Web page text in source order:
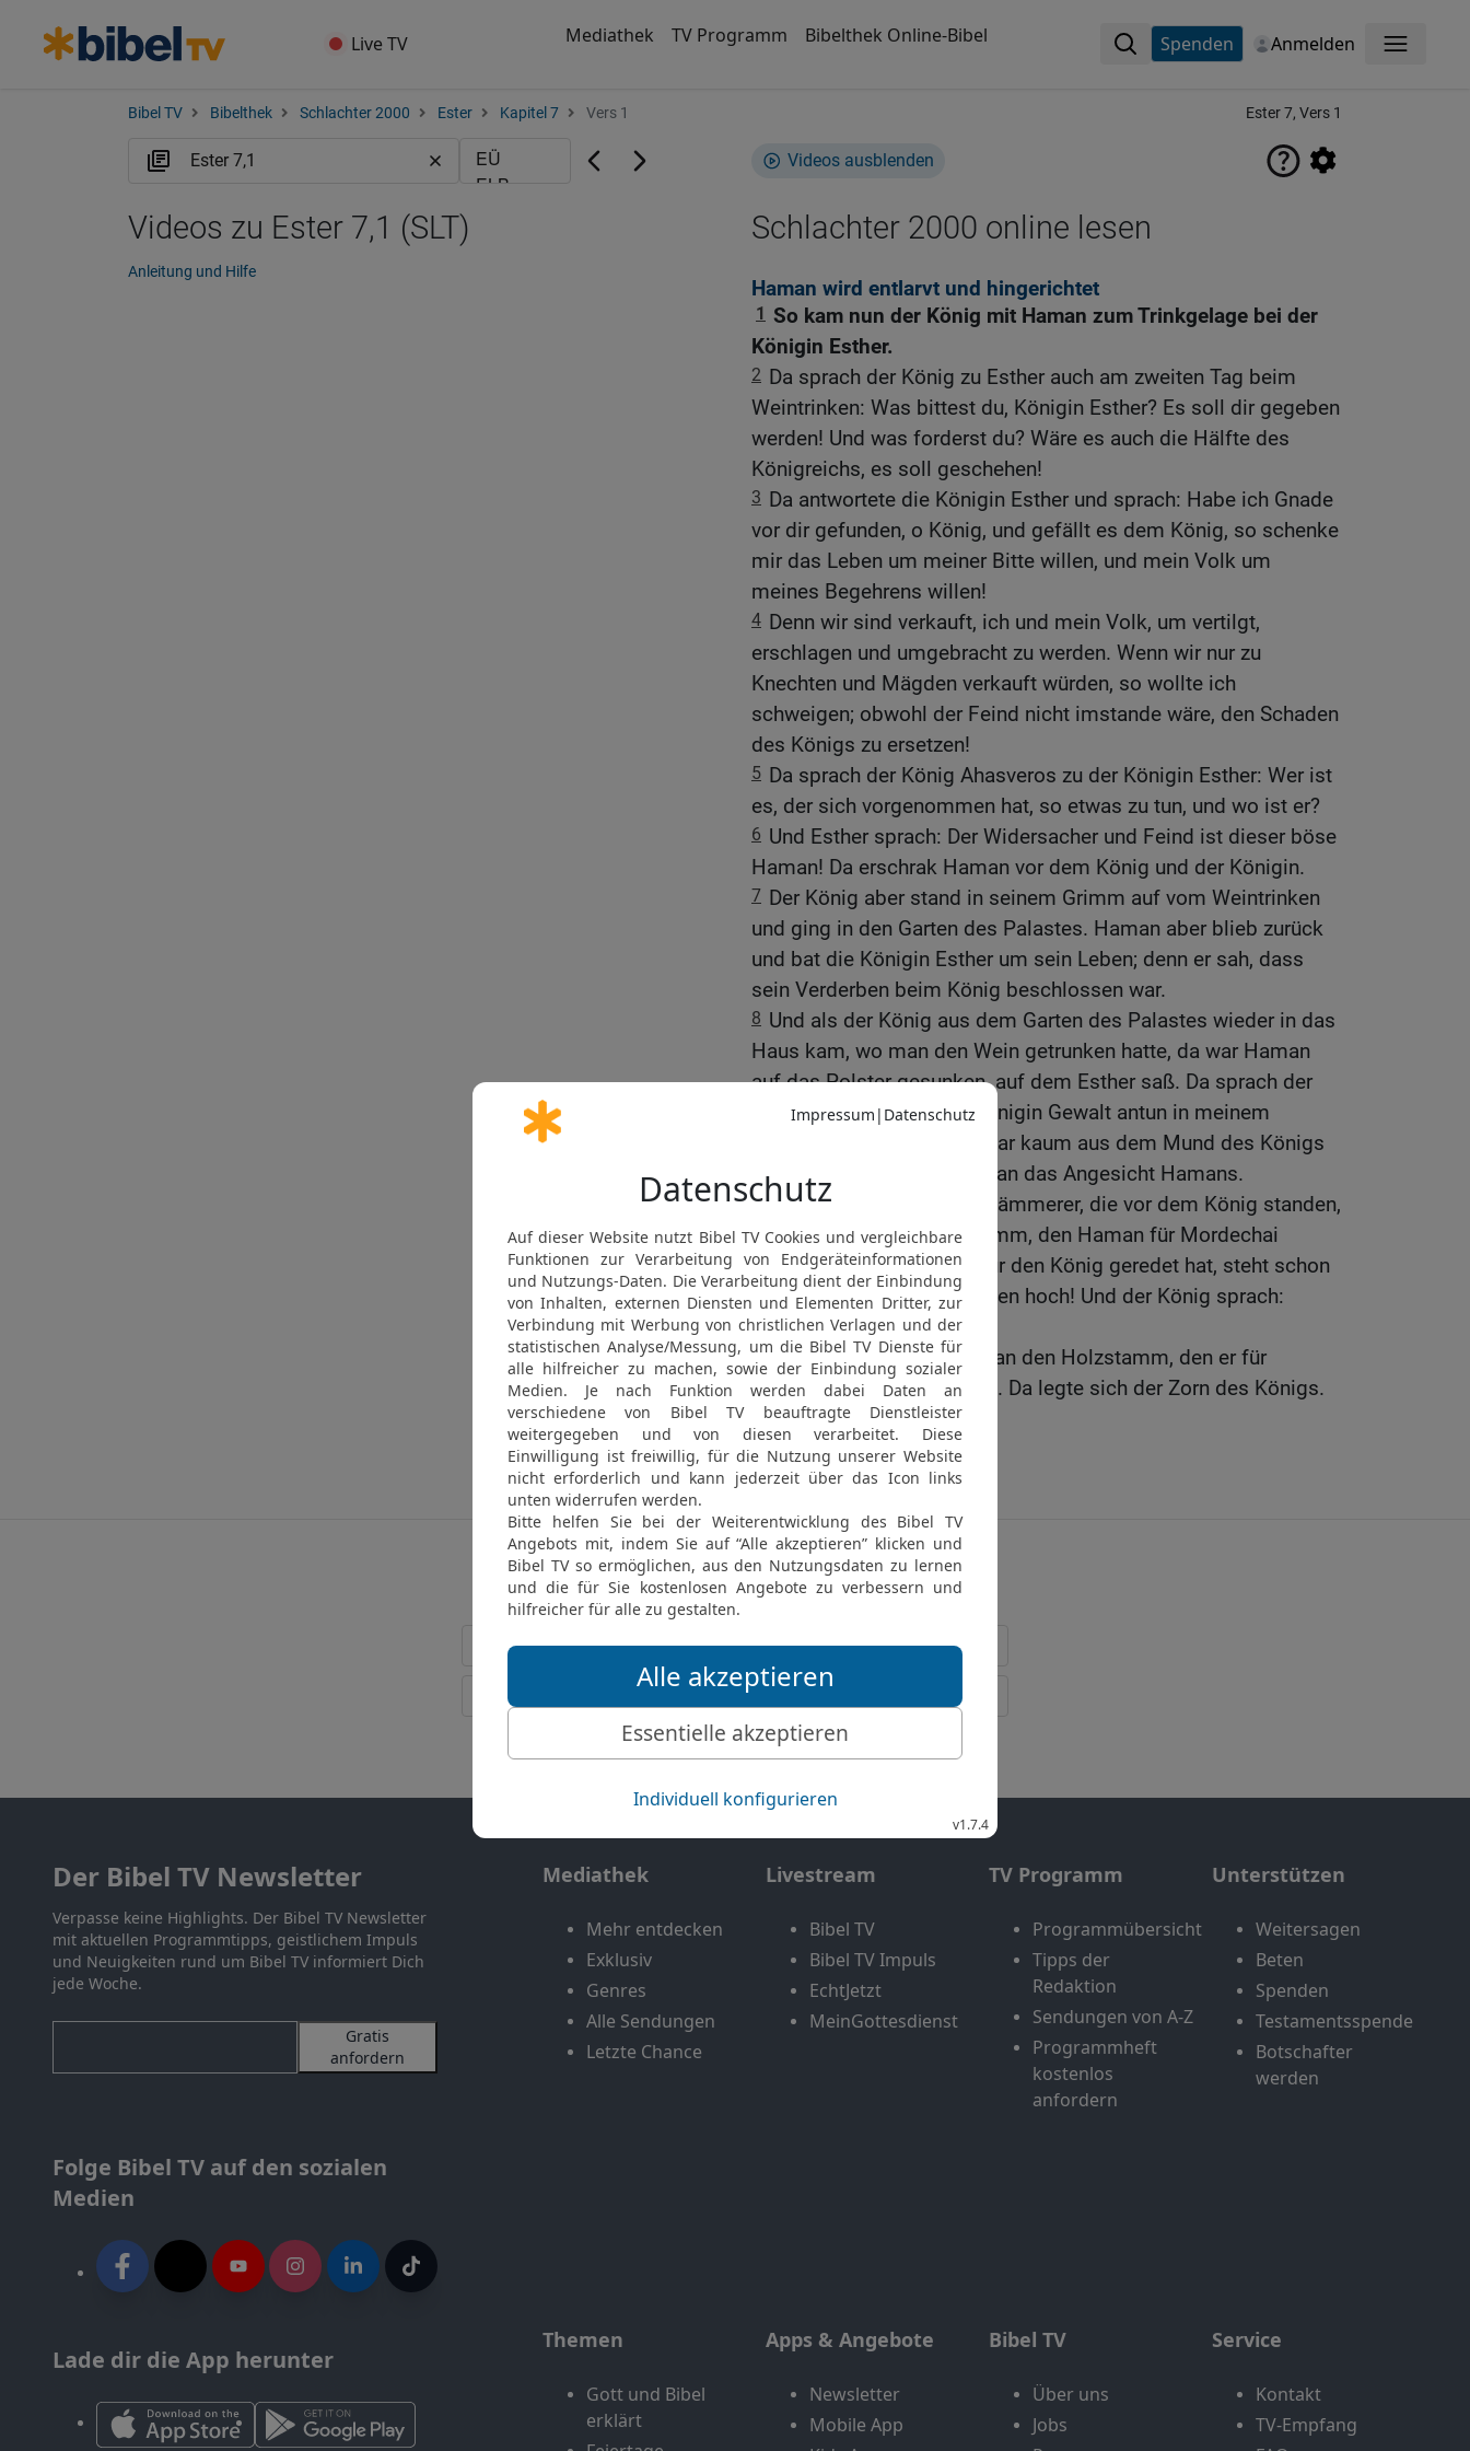
Live TV Mediathek TV Programm Bibelthek Online-Bibel Spenden Anmelden Menü
Bibel TV Bibelthek Schlachter 2000 Ester Kapitel 7 Vers 1 Ester 7, Vers 1
Videos ausblenden
Schlachter 2000 online lesen
Haman wird entlarvt und hingerichtet
1 So kam nun der König mit Haman zum Trinkgelage bei der
Königin Esther.
2 Da sprach der König zu Esther auch am zweiten Tag beim
Weintrinken: Was bittest du, Königin Esther? Es soll dir gegeben
werden! Und was forderst du? Wäre es auch die Hälfte des
Königreichs, es soll geschehen!
3 Da antwortete die Königin Esther und sprach: Habe ich Gnade
vor dir gefunden, o König, und gefällt es dem König, so schenke
mir das Leben um meiner Bitte willen, und mein Volk um
meines Begehrens willen!
4 Denn wir sind verkauft, ich und mein Volk, um vertilgt,
erschlagen und umgebracht zu werden. Wenn wir nur zu
Knechten und Mägden verkauft würden, so wollte ich
schweigen; obwohl der Feind nicht imstande wäre, den Schaden
des Königs zu ersetzen!
5 Da sprach der König Ahasveros zu der Königin Esther: Wer ist
es, der sich vorgenommen hat, so etwas zu tun, und wo ist er?
6 Und Esther sprach: Der Widersacher und Feind ist dieser böse
Haman! Da erschrak Haman vor dem König und der Königin.
7 Der König aber stand in seinem Grimm auf vom Weintrinken
und ging in den Garten des Palastes. Haman aber blieb zurück
und bat die Königin Esther um sein Leben; denn er sah, dass
sein Verderben beim König beschlossen war.
8 Und als der König aus dem Garten des Palastes wieder in das
Haus kam, wo man den Wein getrunken hatte, da war Haman
auf das Polster gesunken, auf dem Esther saß. Da sprach der
König: Will er sogar der Königin Gewalt antun in meinem
eigenen Haus? Das Wort war kaum aus dem Mund des Königs
gekommen, da verhüllte man das Angesicht Hamans.
9 Und Harbona, einer der Kämmerer, die vor dem König standen,
sprach: Siehe, der Holzstamm, den Haman für Mordechai
zubereitet hat, der Gutes für den König geredet hat, steht schon
beim Haus Hamans, 50 Ellen hoch! Und der König sprach:
Hängt ihn daran!
10 So hängte man Haman an den Holzstamm, den er für
Mordechai zubereitet hatte. Da legte sich der Zorn des Königs.
© 2000 Genfer Bibelgesellschaft
Videos zu Ester 7,1 (SLT)
Anleitung und Hilfe
Möchtest du uns Feedback geben?
Bewertung der Bibelthek
Der Bibel TV Newsletter
Verpasse keine Highlights. Der Bibel TV Newsletter
mit aktuellen Programmtipps, geistlichem Impuls
und Neuigkeiten rund um Bibel TV informiert Dich
jede Woche.
Gratis
anfordern
Folge Bibel TV auf den sozialen
Medien
Lade dir die App herunter
Mediathek
Mehr entdecken
Exklusiv
Genres
Alle Sendungen
Letzte Chance
Livestream
Bibel TV
Bibel TV Impuls
EchtJetzt
MeinGottesdienst
TV Programm
Programmübersicht
Tipps der
Redaktion
Sendungen von A-Z
Programmheft
kostenlos
anfordern
Unterstützen
Weitersagen
Beten
Spenden
Testamentsspende
Botschafter
werden
Themen
Gott und Bibel
erklärt
Apps & Angebote
Newsletter
Mobile App
Bibel TV
Über uns
Jobs
Service
Kontakt
TV-Empfang